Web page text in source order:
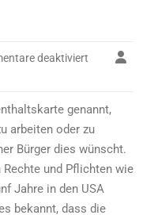
deaktiviert
die
Grüne
Karte
den
USA?
genannt,
arbeiten oder zu
Bürger dies wünscht.
und Pflichten wie
Jahre in den USA
bekannt, dass die